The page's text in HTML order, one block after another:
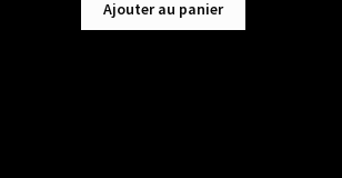
Ajouter au panier